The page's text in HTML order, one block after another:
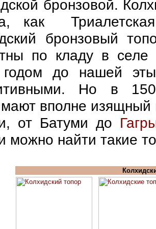
бронзовой.
как
бронзовый
по кладу в
годом до нашей
Но в
вполне изящный
от Батуми до
можно найти такие